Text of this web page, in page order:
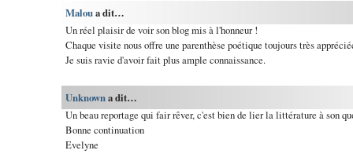
Maloua dit…
Un réel plaisir de voir son blog mis à l'honneur !
Chaque visite nous offre une parenthèse poétique toujours très
Je suis ravie d'avoir fait plus ample connaissance.
Unknowna dit…
Un beau reportage qui fair rêver, c'est bien de lier la littérature à son
Bonne continuation
Evelyne